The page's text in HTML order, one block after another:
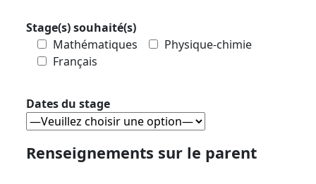
Stage(s) souhaité(s)
Mathématiques
Physique-chimie
Français
Dates du stage
Renseignements sur le parent